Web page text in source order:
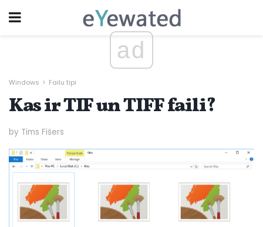
ad
Windows Failu tipi
Kas ir TIF un TIFF faili?
by Tims Fišers